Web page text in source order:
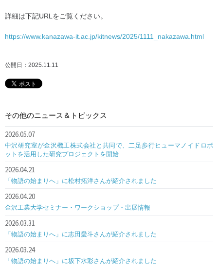
詳細は下記URLをご覧ください。
https://www.kanazawa-it.ac.jp/kitnews/2025/1111_nakazawa.html
公開日：2025.11.11
その他のニュース＆トピックス
2026.05.07
中沢研究室が金沢機工株式会社と共同で、二足歩行ヒューマノイドロボ
ットを活用した研究プロジェクトを開始
2026.04.21
「物語の始まりへ」に松村拓洋さんが紹介されました
2026.04.20
金沢工業大学セミナー・ワークショップ・出展情報
2026.03.31
「物語の始まりへ」に志田愛斗さんが紹介されました
2026.03.24
「物語の始まりへ」に坂下水彩さんが紹介されました